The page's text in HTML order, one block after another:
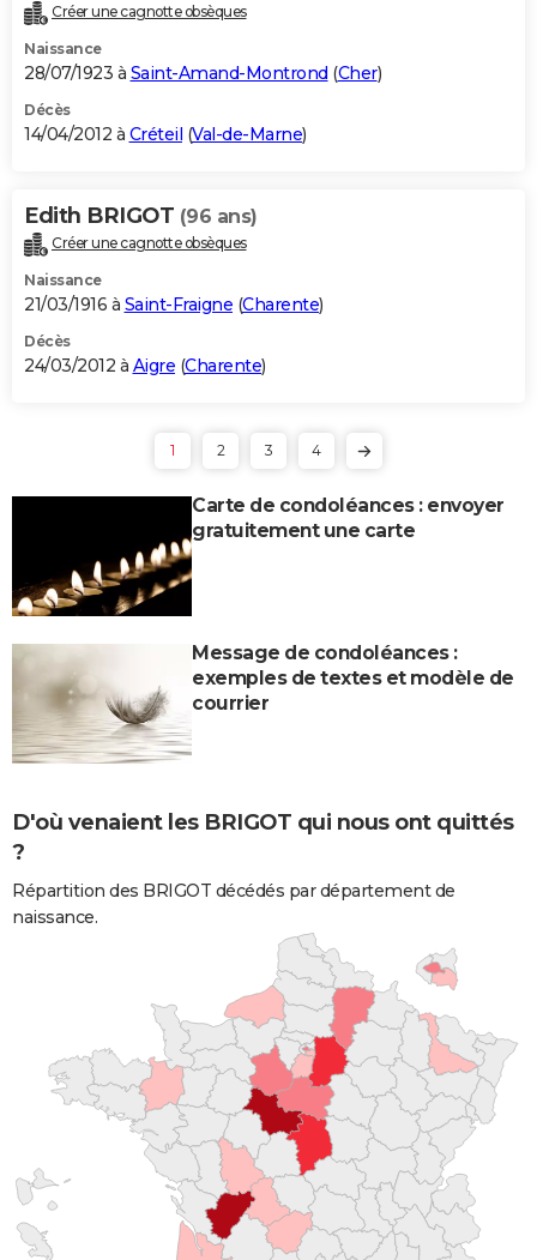
Créer une cagnotte obsèques
Naissance
28/07/1923 à Saint-Amand-Montrond (Cher)
Décès
14/04/2012 à Créteil (Val-de-Marne)
Edith BRIGOT (96 ans)
Créer une cagnotte obsèques
Naissance
21/03/1916 à Saint-Fraigne (Charente)
Décès
24/03/2012 à Aigre (Charente)
1 2 3 4
Carte de condoléances : envoyer
gratuitement une carte
Message de condoléances :
exemples de textes et modèle de
courrier
D'où venaient les BRIGOT qui nous ont quittés
?
Répartition des BRIGOT décédés par département de
naissance.